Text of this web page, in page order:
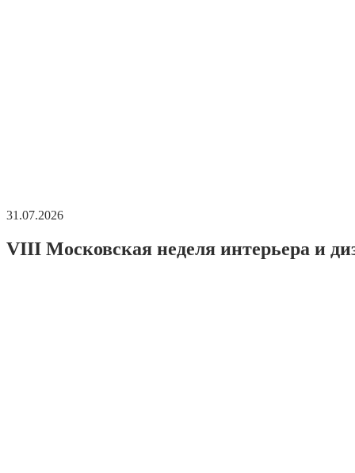
31.07.2026
VIII Московская неделя интерьера и